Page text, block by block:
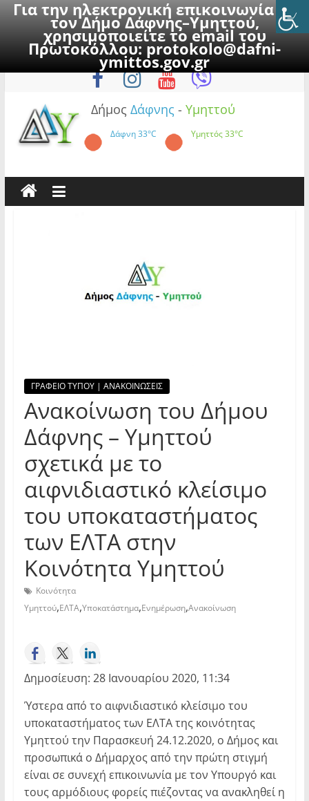
Για την ηλεκτρονική επικοινωνία με
τον Δήμο Δάφνης–Υμηττού,
χρησιμοποιείτε το email του
Πρωτοκόλλου:protokolo@dafni-
ymittos.gov.gr
to
Κυριακή, 9 Αυγούστου 2026
Δήμος Δάφνης - Υμηττού
Δάφνη33°C Υμηττός33°C
ΓΡΑΦΕΙΟ ΤΥΠΟΥ | ΑΝΑΚΟΙΝΩΣΕΙΣ
Ανακοίνωση του Δήμου
Δάφνης – Υμηττού
σχετικά με το
αιφνιδιαστικό κλείσιμο
του υποκαταστήματος
των ΕΛΤΑ στην
Κοινότητα Υμηττού
Κοινότητα
Υμηττού,ΕΛΤΑ,Υποκατάστημα,Ενημέρωση,Ανακοίνωση
Δημοσίευση: 28 Ιανουαρίου 2020, 11:34
Ύστερα από το αιφνιδιαστικό κλείσιμο του
υποκαταστήματος των ΕΛΤΑ της κοινότητας
Υμηττού την Παρασκευή 24.12.2020, ο Δήμος και
προσωπικά ο Δήμαρχος από την πρώτη στιγμή
είναι σε συνεχή επικοινωνία με τον Υπουργό και
τους αρμόδιους φορείς πιέζοντας να ανακληθεί η